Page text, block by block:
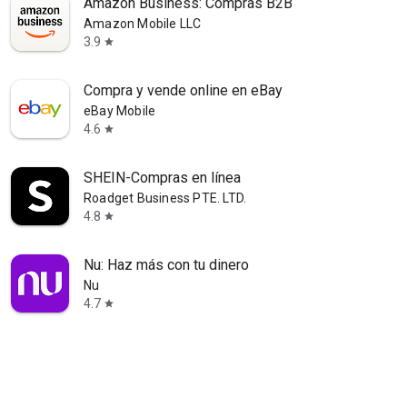
Amazon Mobile LLC
3.9 star
Compra y vende online en eBay
eBay Mobile
4.6 star
SHEIN-Compras en línea
Roadget Business PTE. LTD.
4.8 star
Nu: Haz más con tu dinero
Nu
4.7 star